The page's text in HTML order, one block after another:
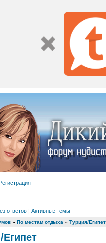
ответов | Активные темы
» По местам отдыха » Турция/Египет
Египет